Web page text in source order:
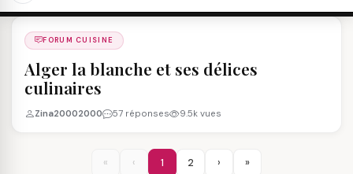
Forums
FORUM CUISINE
Alger la blanche et ses délices
culinaires
Zina20002000 57 réponses 9.5k vues
« ‹ 1 2 › »